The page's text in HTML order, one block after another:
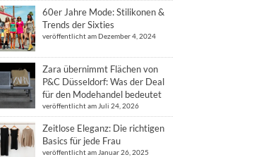
60er Jahre Mode: Stilikonen &
Trends der Sixties
veröffentlicht am Dezember 4, 2024
Zara übernimmt Flächen von
P&C Düsseldorf: Was der Deal
für den Modehandel bedeutet
veröffentlicht am Juli 24, 2026
Zeitlose Eleganz: Die richtigen
Basics für jede Frau
veröffentlicht am Januar 26, 2025